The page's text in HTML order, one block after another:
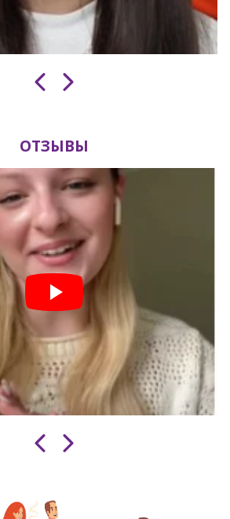
ОТЗЫВЫ
таймера...
Встигніть записатися